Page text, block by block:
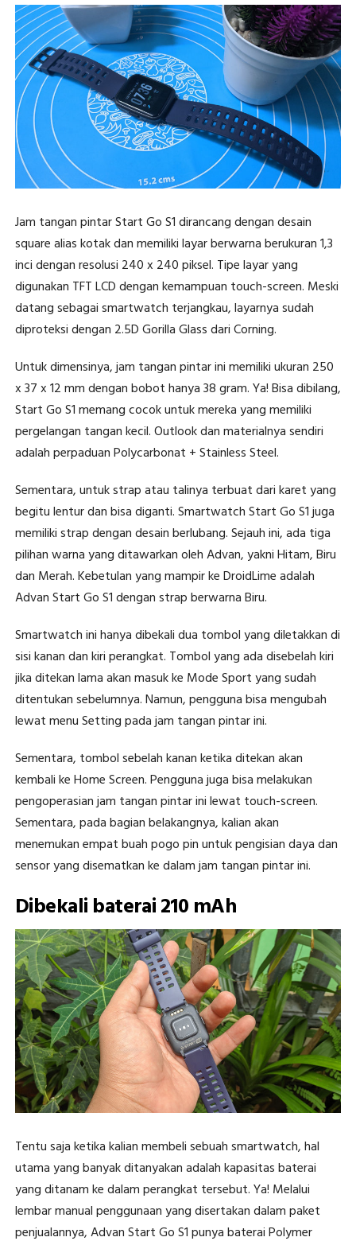
Jam tangan pintar Start Go S1 dirancang dengan desain
square alias kotak dan memiliki layar berwarna berukuran 1,3
inci dengan resolusi 240 x 240 piksel. Tipe layar yang
digunakan TFT LCD dengan kemampuan touch-screen. Meski
datang sebagai smartwatch terjangkau, layarnya sudah
diproteksi dengan 2.5D Gorilla Glass dari Corning.
Untuk dimensinya, jam tangan pintar ini memiliki ukuran 250
x 37 x 12 mm dengan bobot hanya 38 gram. Ya! Bisa dibilang,
Start Go S1 memang cocok untuk mereka yang memiliki
pergelangan tangan kecil. Outlook dan materialnya sendiri
adalah perpaduan Polycarbonat + Stainless Steel.
Sementara, untuk strap atau talinya terbuat dari karet yang
begitu lentur dan bisa diganti. Smartwatch Start Go S1 juga
memiliki strap dengan desain berlubang. Sejauh ini, ada tiga
pilihan warna yang ditawarkan oleh Advan, yakni Hitam, Biru
dan Merah. Kebetulan yang mampir ke DroidLime adalah
Advan Start Go S1 dengan strap berwarna Biru.
Smartwatch ini hanya dibekali dua tombol yang diletakkan di
sisi kanan dan kiri perangkat. Tombol yang ada disebelah kiri
jika ditekan lama akan masuk ke Mode Sport yang sudah
ditentukan sebelumnya. Namun, pengguna bisa mengubah
lewat menu Setting pada jam tangan pintar ini.
Sementara, tombol sebelah kanan ketika ditekan akan
kembali ke Home Screen. Pengguna juga bisa melakukan
pengoperasian jam tangan pintar ini lewat touch-screen.
Sementara, pada bagian belakangnya, kalian akan
menemukan empat buah pogo pin untuk pengisian daya dan
sensor yang disematkan ke dalam jam tangan pintar ini.
Dibekali baterai 210 mAh
Tentu saja ketika kalian membeli sebuah smartwatch, hal
utama yang banyak ditanyakan adalah kapasitas baterai
yang ditanam ke dalam perangkat tersebut. Ya! Melalui
lembar manual penggunaan yang disertakan dalam paket
penjualannya, Advan Start Go S1 punya baterai Polymer